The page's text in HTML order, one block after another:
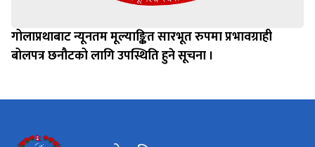
गोलाप्रथाबाट न्यूनतम मूल्याङ्कित सारभूत रुपमा प्रभावग्राही
बोलपत्र छनौटको लागि उपस्थिति हुने सूचना ।